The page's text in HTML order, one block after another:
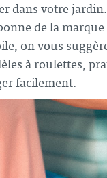
dans votre
de la
on vous
à roulettes,
facilement.